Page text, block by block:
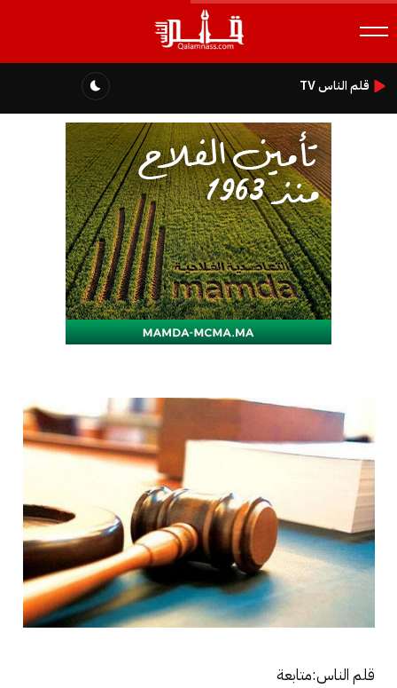
قلم الناس TV
قلم الناس:متابعة